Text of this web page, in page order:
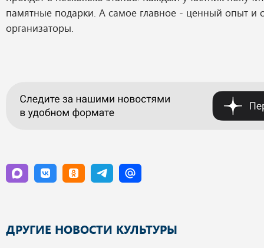
памятные подарки. А самое главное - ценный опыт и
организаторы.
ДРУГИЕ НОВОСТИ КУЛЬТУРЫ